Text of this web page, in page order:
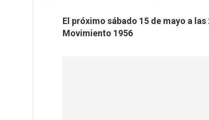
El próximo sábado 15 de mayo a
Movimiento 1956